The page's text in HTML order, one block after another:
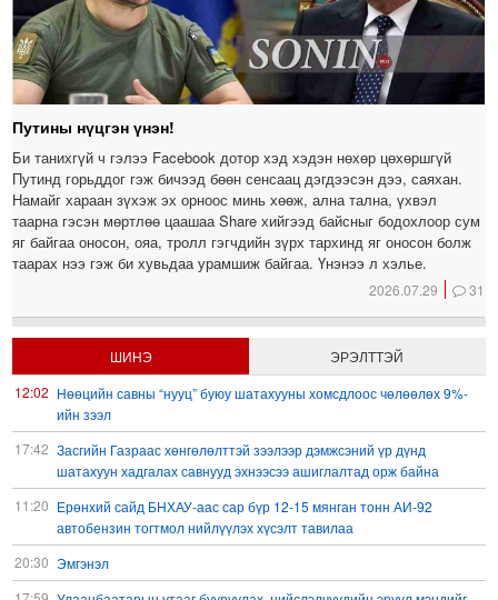
Путины нүцгэн үнэн!
Би танихгүй ч гэлээ Facebook дотор хэд хэдэн нөхөр цөхөршгүй
Путинд горьддог гэж бичээд бөөн сенсаац дэгдээсэн дээ, саяхан.
Намайг хараан зүхэж эх орноос минь хөөж, ална тална, үхвэл
таарна гэсэн мөртлөө цаашаа Share хийгээд байсныг бодохлоор сум
яг байгаа оносон, ояа, тролл гэгчдийн зүрх тархинд яг оносон болж
таарах нээ гэж би хувьдаа урамшиж байгаа. Үнэнээ л хэлье.
2026.07.29 31
ШИНЭ
ЭРЭЛТТЭЙ
12:02 Нөөцийн савны “нууц” буюу шатахууны хомсдлоос чөлөөлөх 9%-
ийн зээл
17:42 Засгийн Газраас хөнгөлөлттэй зээлээр дэмжсэний үр дүнд
шатахуун хадгалах савнууд эхнээсээ ашиглалтад орж байна
11:20 Ерөнхий сайд БНХАУ-аас сар бүр 12-15 мянган тонн АИ-92
автобензин тогтмол нийлүүлэх хүсэлт тавилаа
20:30 Эмгэнэл